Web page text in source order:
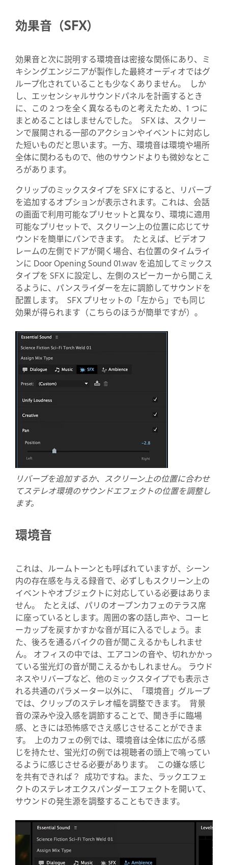
効果音（SFX）
効果音と次に説明する環境音は密接な関係にあり、ミ
キシングエンジニアが製作した最終オーディオではグ
ループ化されていることも少なくありません。 しか
し、エッセンシャルサウンドパネルを計画するとき
に、この 2 つを全く異なるものと考えたため、1 つに
まとめることはしませんでした。 SFX は、スクリー
ンで展開される一部のアクションやイベントに対応し
た短いものだと思います。一方、環境音は環境や場所
全体に関わるもので、他のサウンドよりも微妙なとこ
ろがあります。
クリップのミックスタイプを SFX にすると、リバーブ
を追加するオプションが表示されます。これは、会話
の画面で利用可能なプリセットと異なり、環境に適用
可能なプリセットで、スクリーン上の位置に応じてサ
ウンドを簡単にパンできます。 たとえば、ビデオフ
レームの左側でドアが開く場合、右位置のタイムライ
ンに Door Opening Sound 01.wav を追加してミックス
タイプを SFX に設定し、左側のスピーカーから聞こえ
るように、パンスライダーを左に調節してサウンドを
配置します。 SFX プリセットの「左から」でも同じ
効果が得られます（こちらのほうが簡単ですが）。
リバーブを追加するか、スクリーン上の位置に合わせ
てステレオ環境のサウンドエフェクトの位置を調整し
ます。
環境音
これは、ルームトーンとも呼ばれていますが、シーン
内の存在感を与える録音で、必ずしもスクリーン上の
イベントやオブジェクトに対応している必要はありま
せん。 たとえば、パリのオープンカフェのテラス席
に座っているとします。周囲の客の話し声や、コーヒ
ーカップを戻すかすかな音が耳に入るでしょう。ま
た、後ろを通るバイクの音が聞こえるかもしれませ
ん。 オフィスの中では、エアコンの音や、切れかかっ
ている蛍光灯の音が聞こえるかもしれません。 ラウド
ネスやリバーブなど、他のミックスタイプでも表示さ
れる共通のパラメーター以外に、「環境音」グループ
では、クリップのステレオ幅を調整できます。 背景
音の深みや没入感を調節することで、聞き手に臨場
感、ときには恐怖感でさえ感じさせることができま
す。 上のカフェの例では、環境音は全体に広がる感
じを持たせ、蛍光灯の例では視聴者の頭上で鳴ってい
るように感じさせる必要があります。 この嫌な感じ
を共有できれば？ 成功ですね。また、ラックエフェ
クトのステレオエクスパンダーエフェクトを開いて、
サウンドの発生源を調整することもできます。